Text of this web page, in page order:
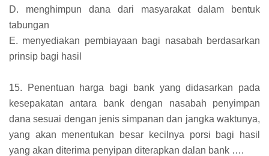
D. menghimpun dana dari masyarakat dalam bentuk
tabungan
E. menyediakan pembiayaan bagi nasabah berdasarkan
prinsip bagi hasil
15. Penentuan harga bagi bank yang didasarkan pada
kesepakatan antara bank dengan nasabah penyimpan
dana sesuai dengan jenis simpanan dan jangka waktunya,
yang akan menentukan besar kecilnya porsi bagi hasil
yang akan diterima penyipan diterapkan dalan bank ….